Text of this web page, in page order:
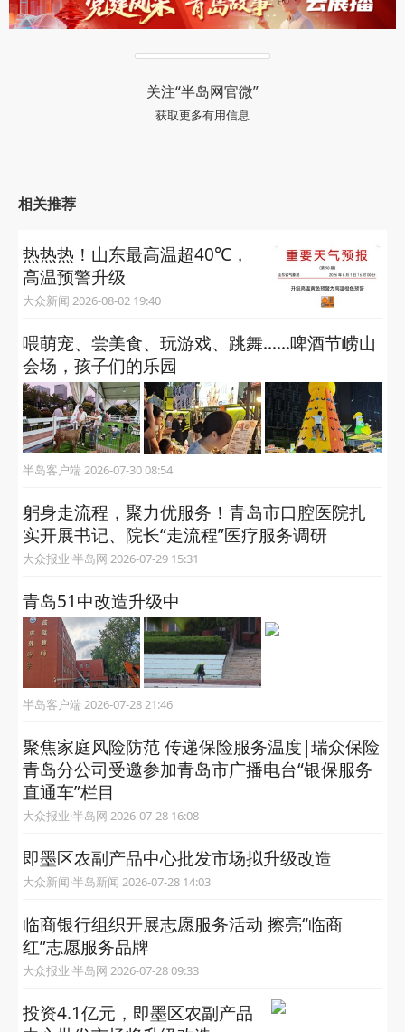
关注“半岛网官微”
获取更多有用信息
相关推荐
热热热！山东最高温超40℃，
高温预警升级
大众新闻 2026-08-02 19:40
喂萌宠、尝美食、玩游戏、跳舞……啤酒节崂山
会场，孩子们的乐园
半岛客户端 2026-07-30 08:54
躬身走流程，聚力优服务！青岛市口腔医院扎
实开展书记、院长“走流程”医疗服务调研
大众报业·半岛网 2026-07-29 15:31
青岛51中改造升级中
半岛客户端 2026-07-28 21:46
聚焦家庭风险防范 传递保险服务温度|瑞众保险
青岛分公司受邀参加青岛市广播电台“银保服务
直通车”栏目
大众报业·半岛网 2026-07-28 16:08
即墨区农副产品中心批发市场拟升级改造
大众新闻·半岛新闻 2026-07-28 14:03
临商银行组织开展志愿服务活动 擦亮“临商
红”志愿服务品牌
大众报业·半岛网 2026-07-28 09:33
投资4.1亿元，即墨区农副产品